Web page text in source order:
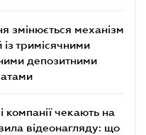
змінюється механізм
із тримісячними
депозитними
компанії чекають на
відеонагляду: що